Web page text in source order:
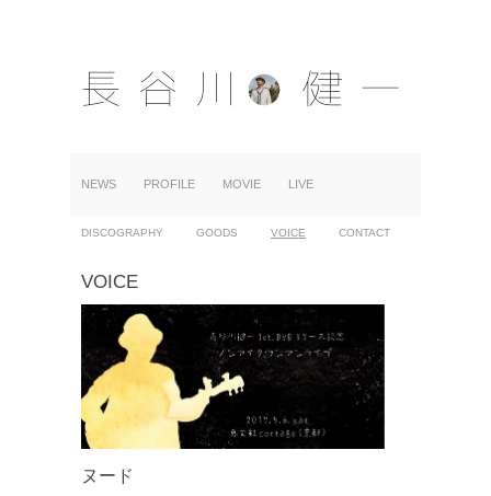
NEWS PROFILE MOVIE LIVE
DISCOGRAPHY GOODS VOICE CONTACT
VOICE
ヌード